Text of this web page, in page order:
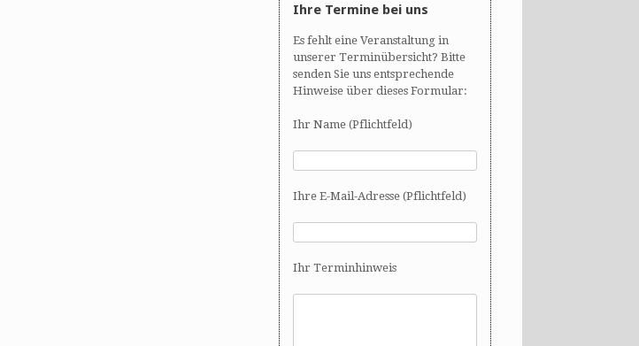
Ihre Termine bei uns
Es fehlt eine Veranstaltung in
unserer Terminübersicht? Bitte
senden Sie uns entsprechende
Hinweise über dieses Formular:
Ihr Name (Pflichtfeld)
Ihre E-Mail-Adresse (Pflichtfeld)
Ihr Terminhinweis